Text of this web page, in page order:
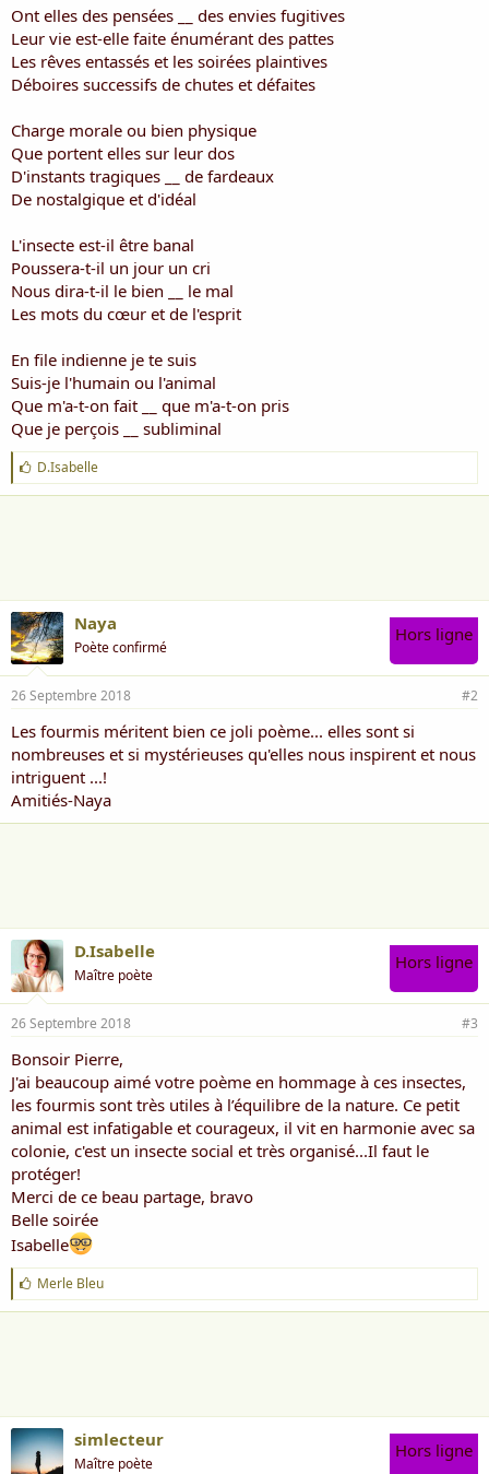
Ont elles des pensées __ des envies fugitives
Leur vie est-elle faite énumérant des pattes
Les rêves entassés et les soirées plaintives
Déboires successifs de chutes et défaites
Charge morale ou bien physique
Que portent elles sur leur dos
D'instants tragiques __ de fardeaux
De nostalgique et d'idéal
L'insecte est-il être banal
Poussera-t-il un jour un cri
Nous dira-t-il le bien __ le mal
Les mots du cœur et de l'esprit
En file indienne je te suis
Suis-je l'humain ou l'animal
Que m'a-t-on fait __ que m'a-t-on pris
Que je perçois __ subliminal
J
'
a
D.Isabelle
Naya
Poète confirmé
Hors ligne
26 Septembre 2018 #2
Les fourmis méritent bien ce joli poème... elles sont si
nombreuses et si mystérieuses qu'elles nous inspirent et nous
intriguent ...!
Amitiés-Naya
D.Isabelle
Maître poète
Hors ligne
26 Septembre 2018 #3
Bonsoir Pierre,
J'ai beaucoup aimé votre poème en hommage à ces insectes,
les fourmis sont très utiles à l’équilibre de la nature. Ce petit
animal est infatigable et courageux, il vit en harmonie avec sa
colonie, c'est un insecte social et très organisé...Il faut le
protéger!
Merci de ce beau partage, bravo
Belle soirée
Isabelle
J
'
a
Merle Bleu
simlecteur
Maître poète
Hors ligne